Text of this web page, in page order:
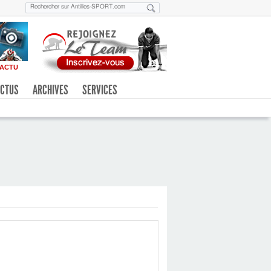
ARCHIVES SERVICES